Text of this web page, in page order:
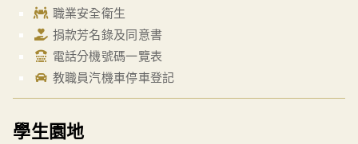
職業安全衛生
捐款芳名錄及同意書
電話分機號碼一覽表
教職員汽機車停車登記
學生園地